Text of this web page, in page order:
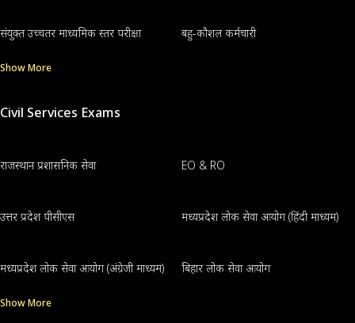
संयुक्त उच्चतर माध्यमिक स्तर परीक्षा बहु-कौशल कर्मचारी
Show More
Civil Services Exams
राजस्थान प्रशासनिक सेवा EO & RO
उत्तर प्रदेश पीसीएस मध्यप्रदेश लोक सेवा आयोग (हिंदी माध्यम)
मध्यप्रदेश लोक सेवा आयोग (अंग्रेजी माध्यम) बिहार लोक सेवा आयोग
Show More